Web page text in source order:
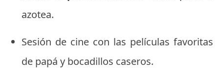
azotea.
Sesión de cine con las películas favoritas
de papá y bocadillos caseros.